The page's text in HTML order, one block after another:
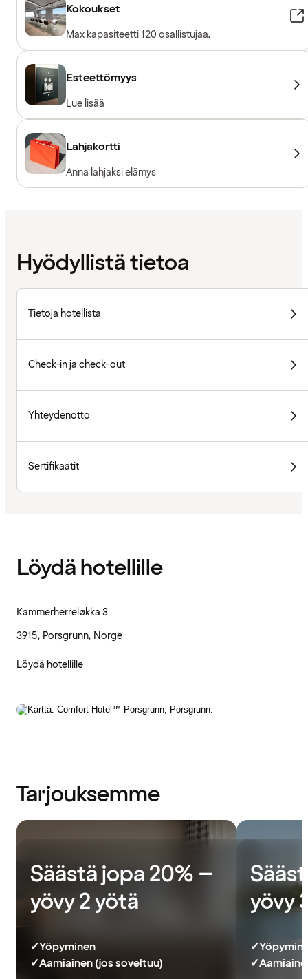
Kokoukset
Max kapasiteetti 120 osallistujaa.
Esteettömyys
Lue lisää
Lahjakortti
Anna lahjaksi elämys
Hyödyllistä tietoa
Tietoja hotellista
Check-in ja check-out
Yhteydenotto
Sertifikaatit
Löydä hotellille
Kammerherreløkka 3
3915, Porsgrunn, Norge
Löydä hotellille
Tarjouksemme
Säästä jopa 20% –
yövy 2 yötä
✓Yöpyminen
✓Aamiainen (jos soveltuu)
yövy
✓
✓